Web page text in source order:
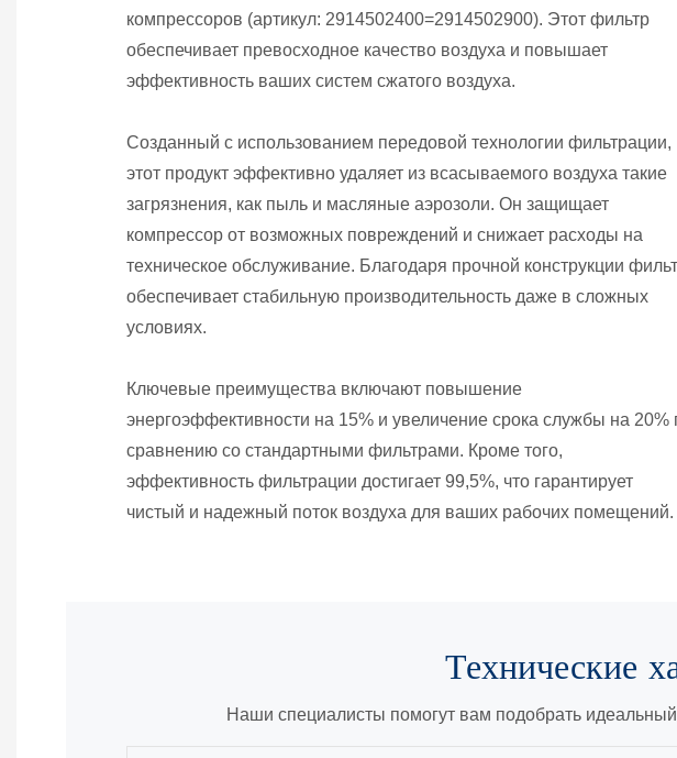
компрессоров (артикул: 2914502400=2914502900). Этот фильтр
обеспечивает превосходное качество воздуха и повышает
эффективность ваших систем сжатого воздуха.
Созданный с использованием передовой технологии фильтрации,
этот продукт эффективно удаляет из всасываемого воздуха такие
загрязнения, как пыль и масляные аэрозоли. Он защищает
компрессор от возможных повреждений и снижает расходы на
техническое обслуживание. Благодаря прочной конструкции
обеспечивает стабильную производительность даже в сложных
условиях.
Ключевые преимущества включают повышение
энергоэффективности на 15% и увеличение срока службы на 20%
сравнению со стандартными фильтрами. Кроме того,
эффективность фильтрации достигает 99,5%, что гарантирует
чистый и надежный поток воздуха для ваших рабочих помещений.
Технические
Наши специалисты помогут вам подобрать